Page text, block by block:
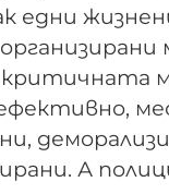
едни
А